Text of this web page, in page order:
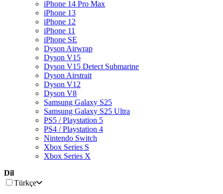
iPhone 14 Pro Max
iPhone 13
iPhone 12
iPhone 11
iPhone SE
Dyson Airwrap
Dyson V15
Dyson V15 Detect Submarine
Dyson Airstrait
Dyson V12
Dyson V8
Samsung Galaxy S25
Samsung Galaxy S25 Ultra
PS5 / Playstation 5
PS4 / Playstation 4
Nintendo Switch
Xbox Series S
Xbox Series X
Dil
Türkçe